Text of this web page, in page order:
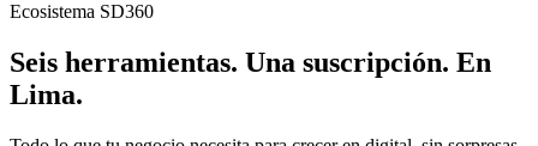
Ecosistema SD360
Seis herramientas. Una suscripción. En
Lima.